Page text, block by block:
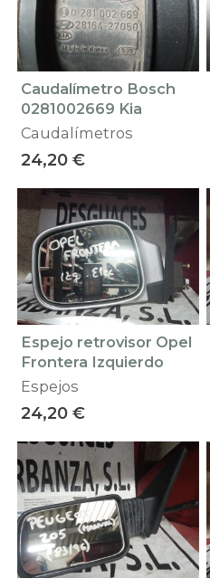
Caudalímetro Bosch
0281002669 Kia
Caudalímetros
24,20 €
Espejo retrovisor Opel
Frontera Izquierdo
Espejos
24,20 €